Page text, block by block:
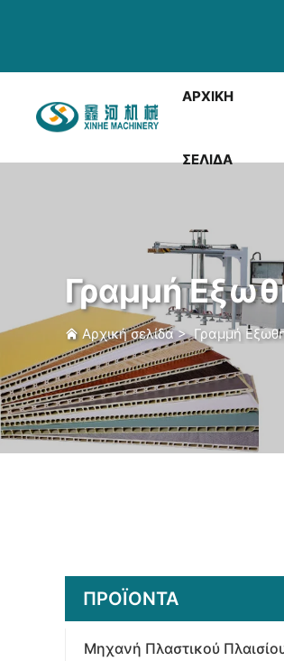
ΑΡΧΙΚΉ
ΣΕΛΊΔΑ
Γραμμή
Αρχική σελίδα>Γραμμή
ΠΡΟΪΌΝΤΑ
Μηχανή Πλαστικού